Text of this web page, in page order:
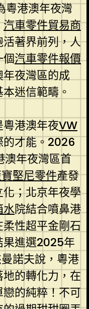
粵港澳年夜灣
汽車零件貿易商
著界前列，人
個汽車零件報價
夜灣區的成
迷信範疇。
港澳年夜VW
的才能。2026
澳年夜灣區首
堅尼零件產發
；北京年夜學
水院結合噴鼻港
性超平金剛石
果進選2025年
諾夫說，粵港
的轉化力，在
的純粹！不可